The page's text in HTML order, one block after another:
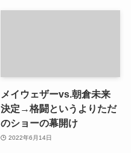
メイウェザーvs.朝倉未来
決定→格闘というよりただ
のショーの幕開け
2022年6月14日